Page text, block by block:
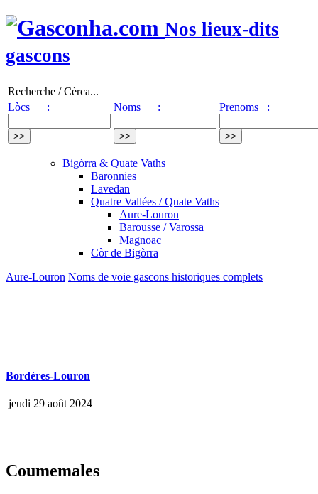
Nos lieux-dits
gascons
Recherche / Cèrca...
Lòcs :
Noms : Prenoms :
Bigòrra & Quate Vaths
Baronnies
Lavedan
Quatre Vallées / Quate Vaths
Aure-Louron
Barousse / Varossa
Magnoac
Còr de Bigòrra
Aure-Louron Noms de voie gascons historiques complets
Bordères-Louron
jeudi 29 août 2024
Coumemales